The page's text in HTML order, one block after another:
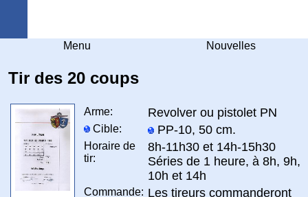
Menu Nouvelles
Tir des 20 coups
Arme: Revolver ou pistolet PN
Cible: PP-10, 50 cm.
Horaire de
tir:
8h-11h30 et 14h-15h30
Séries de 1 heure, à 8h, 9h,
10h et 14h
Commande: Les tireurs commanderont